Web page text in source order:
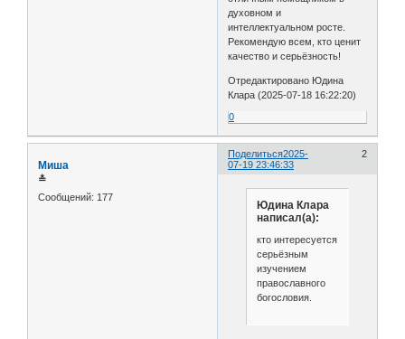
духовном и
интеллектуальном росте.
Рекомендую всем, кто ценит
качество и серьёзность!
Отредактировано Юдина
Клара (2025-07-18 16:22:20)
0
Поделиться 2
2025-
07-19 23:46:33
Миша
≛
Сообщений: 177
Юдина Клара
написал(а):
кто интересуется
серьёзным
изучением
православного
богословия.